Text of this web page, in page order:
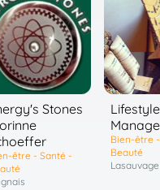
Stones
être - Santé -
Lifestyle
Bien-être
Beauté
Lasauvage